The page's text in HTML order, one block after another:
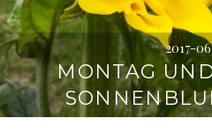
2017-
MONTAG